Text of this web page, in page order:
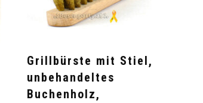
Grillbürste mit Stiel,
unbehandeltes
Buchenholz,